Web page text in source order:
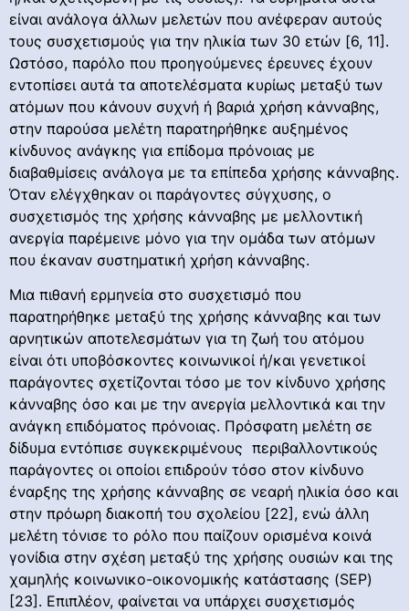
είναι ανάλογα άλλων μελετών που ανέφεραν αυτούς
τους συσχετισμούς για την ηλικία των 30 ετών [6, 11].
Ωστόσο, παρόλο που προηγούμενες έρευνες έχουν
εντοπίσει αυτά τα αποτελέσματα κυρίως μεταξύ των
ατόμων που κάνουν συχνή ή βαριά χρήση κάνναβης,
στην παρούσα μελέτη παρατηρήθηκε αυξημένος
κίνδυνος ανάγκης για επίδομα πρόνοιας με
διαβαθμίσεις ανάλογα με τα επίπεδα χρήσης κάνναβης.
Όταν ελέγχθηκαν οι παράγοντες σύγχυσης, ο
συσχετισμός της χρήσης κάνναβης με μελλοντική
ανεργία παρέμεινε μόνο για την ομάδα των ατόμων
που έκαναν συστηματική χρήση κάνναβης.
Μια πιθανή ερμηνεία στο συσχετισμό που
παρατηρήθηκε μεταξύ της χρήσης κάνναβης και των
αρνητικών αποτελεσμάτων για τη ζωή του ατόμου
είναι ότι υποβόσκοντες κοινωνικοί ή/και γενετικοί
παράγοντες σχετίζονται τόσο με τον κίνδυνο χρήσης
κάνναβης όσο και με την ανεργία μελλοντικά και την
ανάγκη επιδόματος πρόνοιας. Πρόσφατη μελέτη σε
δίδυμα εντόπισε συγκεκριμένους περιβαλλοντικούς
παράγοντες οι οποίοι επιδρούν τόσο στον κίνδυνο
έναρξης της χρήσης κάνναβης σε νεαρή ηλικία όσο και
στην πρόωρη διακοπή του σχολείου [22], ενώ άλλη
μελέτη τόνισε το ρόλο που παίζουν ορισμένα κοινά
γονίδια στην σχέση μεταξύ της χρήσης ουσιών και της
χαμηλής κοινωνικο-οικονομικής κατάστασης (SEP)
[23]. Επιπλέον, φαίνεται να υπάρχει συσχετισμός